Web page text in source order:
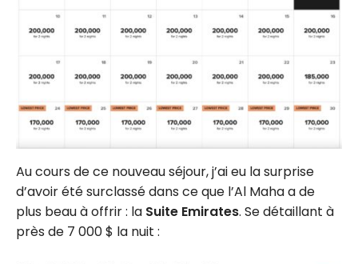
Au cours de ce nouveau séjour, j’ai eu la surprise
d’avoir été surclassé dans ce que l’Al Maha a de
plus beau à offrir : la Suite Emirates. Se détaillant à
près de 7 000 $ la nuit :